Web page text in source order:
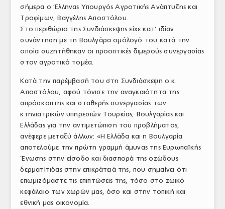
Profile
ΑΡΧΕΙΟ ΤΕΥΧΩΝ
ΣΥΝΕΔΡΙΟ ΚΡΕΑΤΟΣ
σήμερα ο Έλληνας Υπουργός Αγροτικής Ανάπτυξης και
Τροφίμων, Βαγγέλης Αποστόλου.
Στο περιθώριο της Συνδιάσκεψης είχε κατ’ ιδίαν
συνάντηση με τη Βουλγάρα ομόλογό του κατά την
οποία συζητήθηκαν οι προοπτικές διμερούς συνεργασίας
στον αγροτικό τομέα.
Κατά την παρέμβασή του στη Συνδιάσκεψη ο κ.
Αποστόλου, αφού τόνισε την αναγκαιότητα της
απρόσκοπτης και σταθερής συνεργασίας των
κτηνιατρικών υπηρεσιών Τουρκίας, Βουλγαρίας και
Ελλάδας για την αντιμετώπιση του προβλήματος,
ανέφερε μεταξύ άλλων: «Η Ελλάδα και η Βουλγαρία
αποτελούμε την πρώτη γραμμή άμυνας της Ευρωπαϊκής
Ένωσης στην είσοδο και διασπορά της οζώδους
δερματίτιδας στην επικράτειά της, που σημαίνει ότι
επωμιζόμαστε τις επιπτώσεις της, τόσο στο ζωικό
κεφάλαιο των χωρών μας, όσο και στην τοπική και
εθνική μας οικονομία.